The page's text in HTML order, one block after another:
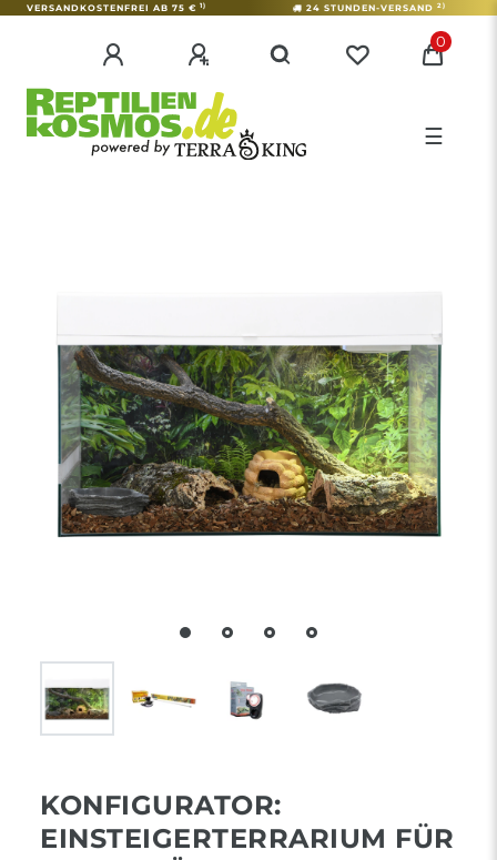
VERSANDKOSTENFREI AB 75 € 1) 24 STUNDEN-VERSAND 2)
0
☰
KONFIGURATOR:
EINSTEIGERTERRARIUM FÜR